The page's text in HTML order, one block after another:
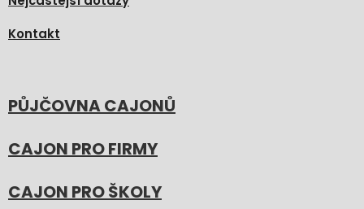
Kontakt
PŮJČOVNA CAJONŮ
CAJON PRO FIRMY
CAJON PRO ŠKOLY